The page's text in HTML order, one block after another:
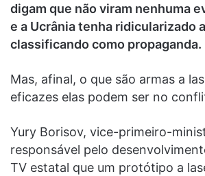
digam que não viram nenhuma
e a Ucrânia tenha ridicularizado
classificando como propaganda.
Mas, afinal, o que são armas a
eficazes elas podem ser no
Yury Borisov, vice-primeiro-
responsável pelo
TV estatal que um protótipo a